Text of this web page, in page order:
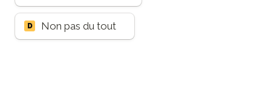
D Non pas du tout